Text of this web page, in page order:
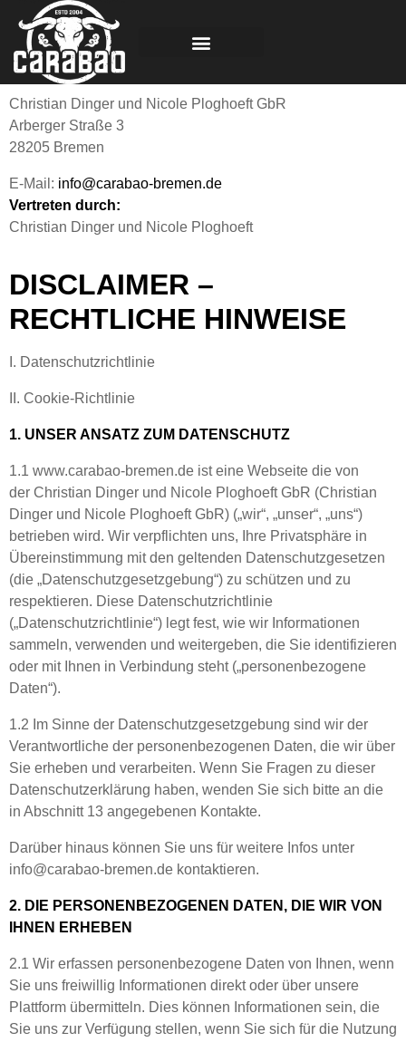
Christian Dinger und Nicole Ploghoeft GbR
Arberger Straße 3
28205 Bremen
E-Mail: info@carabao-bremen.de
Vertreten durch:
Christian Dinger und Nicole Ploghoeft
DISCLAIMER –
RECHTLICHE HINWEISE
I. Datenschutzrichtlinie
II. Cookie-Richtlinie
1. UNSER ANSATZ ZUM DATENSCHUTZ
1.1 www.carabao-bremen.de ist eine Webseite die von
der Christian Dinger und Nicole Ploghoeft GbR (Christian
Dinger und Nicole Ploghoeft GbR) („wir“, „unser“, „uns“)
betrieben wird. Wir verpflichten uns, Ihre Privatsphäre in
Übereinstimmung mit den geltenden Datenschutzgesetzen
(die „Datenschutzgesetzgebung“) zu schützen und zu
respektieren. Diese Datenschutzrichtlinie
(„Datenschutzrichtlinie“) legt fest, wie wir Informationen
sammeln, verwenden und weitergeben, die Sie identifizieren
oder mit Ihnen in Verbindung steht („personenbezogene
Daten“).
1.2 Im Sinne der Datenschutzgesetzgebung sind wir der
Verantwortliche der personenbezogenen Daten, die wir über
Sie erheben und verarbeiten. Wenn Sie Fragen zu dieser
Datenschutzerklärung haben, wenden Sie sich bitte an die
in Abschnitt 13 angegebenen Kontakte.
Darüber hinaus können Sie uns für weitere Infos unter
info@carabao-bremen.de kontaktieren.
2. DIE PERSONENBEZOGENEN DATEN, DIE WIR VON
IHNEN ERHEBEN
2.1 Wir erfassen personenbezogene Daten von Ihnen, wenn
Sie uns freiwillig Informationen direkt oder über unsere
Plattform übermitteln. Dies können Informationen sein, die
Sie uns zur Verfügung stellen, wenn Sie sich für die Nutzung